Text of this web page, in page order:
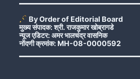
By Order of Editorial Board
मुख्य संपादक: श्री. राजकुमार खोब्रागडे
न्यूज एडिटर: अमर भालचंद्र वासनिक
नोंदणी क्रमांक: MH-08-0000592